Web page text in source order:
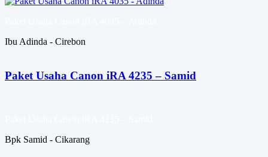
Ibu Adinda - Cirebon
Paket Usaha Canon iRA 4235 – Samid
Bpk Samid - Cikarang